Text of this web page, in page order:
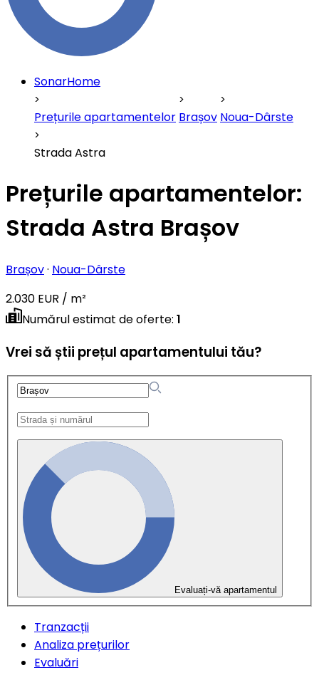
SonarHome
Prețurile apartamentelor Brașov Noua-Dârste
Strada Astra
Prețurile apartamentelor:
Strada Astra Brașov
Brașov· Noua-Dârste
2.030 EUR / m²
Numărul estimat de oferte: 1
Vrei să știi prețul apartamentului tău?
Evaluați-vă apartamentul
Tranzacții
Analiza prețurilor
Evaluări